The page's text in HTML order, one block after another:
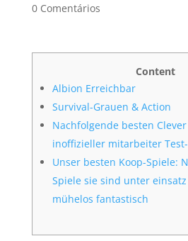
0 Comentários
Content
Albion Erreichbar
Survival-Grauen & Action
Nachfolgende besten
inoffizieller mitarbeiter
Unser besten Koop-Spiele:
Spiele sie sind unter
mühelos fantastisch